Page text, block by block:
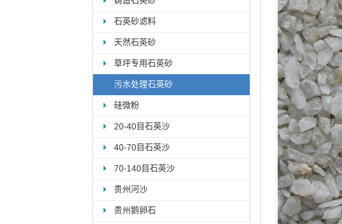
石英砂滤料
天然石英砂
草坪专用石英砂
污水处理石英砂
硅微粉
20-40目石英沙
40-70目石英沙
70-140目石英沙
贵州河沙
贵州鹅卵石